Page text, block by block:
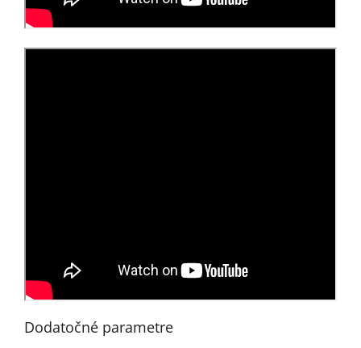
Dodatočné parametre